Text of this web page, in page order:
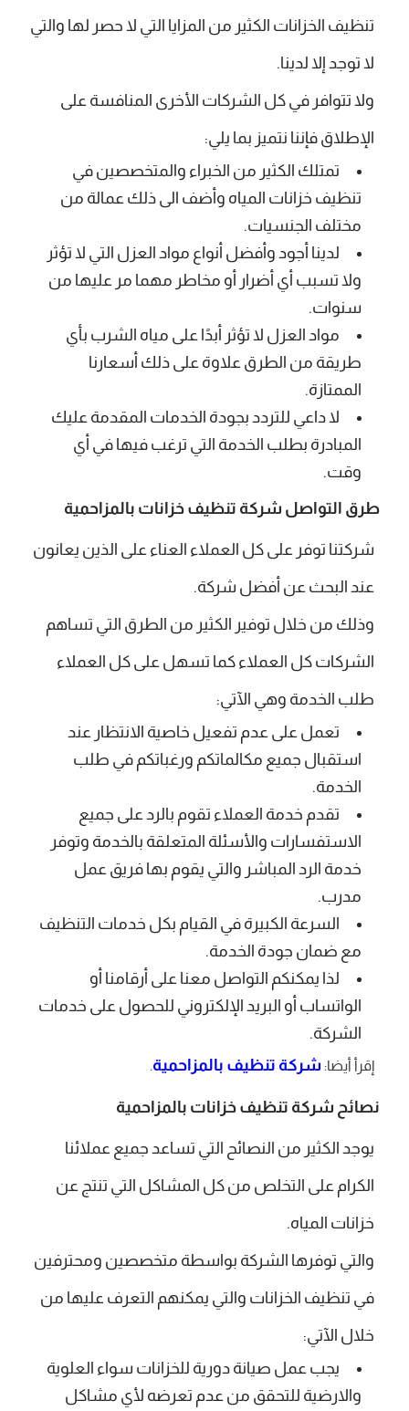
تنظيف الخزانات الكثير من المزايا التي لا حصر لها والتي
لا توجد إلا لدينا.
ولا تتوافر في كل الشركات الأخرى المنافسة على
الإطلاق فإننا نتميز بما يلي:
تمتلك الكثير من الخبراء والمتخصصين في
تنظيف خزانات المياه وأضف الى ذلك عمالة من
مختلف الجنسيات.
لدينا أجود وأفضل أنواع مواد العزل التي لا تؤثر
ولا تسبب أي أضرار أو مخاطر مهما مر عليها من
سنوات.
مواد العزل لا تؤثر أبدًا على مياه الشرب بأي
طريقة من الطرق علاوة على ذلك أسعارنا
الممتازة.
لا داعي للتردد بجودة الخدمات المقدمة عليك
المبادرة بطلب الخدمة التي ترغب فيها في أي
وقت.
طرق التواصل شركة تنظيف خزانات بالمزاحمية
شركتنا توفر على كل العملاء العناء على الذين يعانون
عند البحث عن أفضل شركة.
وذلك من خلال توفير الكثير من الطرق التي تساهم
الشركات كل العملاء كما تسهل على كل العملاء
طلب الخدمة وهي الآتي:
تعمل على عدم تفعيل خاصية الانتظار عند
استقبال جميع مكالماتكم ورغباتكم في طلب
الخدمة.
تقدم خدمة العملاء تقوم بالرد على جميع
الاستفسارات والأسئلة المتعلقة بالخدمة وتوفر
خدمة الرد المباشر والتي يقوم بها فريق عمل
مدرب.
السرعة الكبيرة في القيام بكل خدمات التنظيف
مع ضمان جودة الخدمة.
لذا يمكنكم التواصل معنا على أرقامنا أو
الواتساب أو البريد الإلكتروني للحصول على خدمات
الشركة.
إقرأ أيضا: شركة تنظيف بالمزاحمية.
نصائح شركة تنظيف خزانات بالمزاحمية
يوجد الكثير من النصائح التي تساعد جميع عملائنا
الكرام على التخلص من كل المشاكل التي تنتج عن
خزانات المياه.
والتي توفرها الشركة بواسطة متخصصين ومحترفين
في تنظيف الخزانات والتي يمكنهم التعرف عليها من
خلال الآتي:
يجب عمل صيانة دورية للخزانات سواء العلوية
والارضية للتحقق من عدم تعرضه لأي مشاكل